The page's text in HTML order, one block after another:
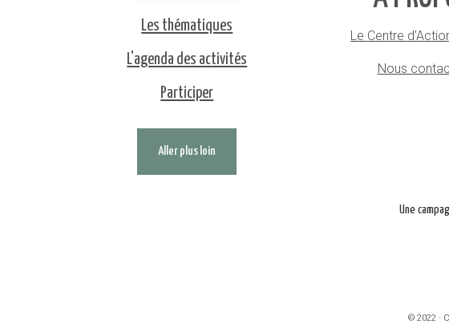
Les thématiques
L'agenda des activités
Participer
Aller plus loin
Le Centre
Nous
Une
© 2022 ·